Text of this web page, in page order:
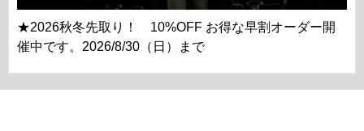
★2026秋冬先取り！ 10%OFF お得な早割オーダー開
催中です。2026/8/30（日）まで